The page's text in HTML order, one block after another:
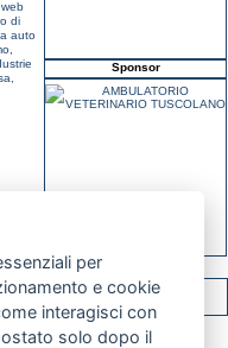
di
auto
Sponsor
per
e cookie
interagisci con
solo dopo il